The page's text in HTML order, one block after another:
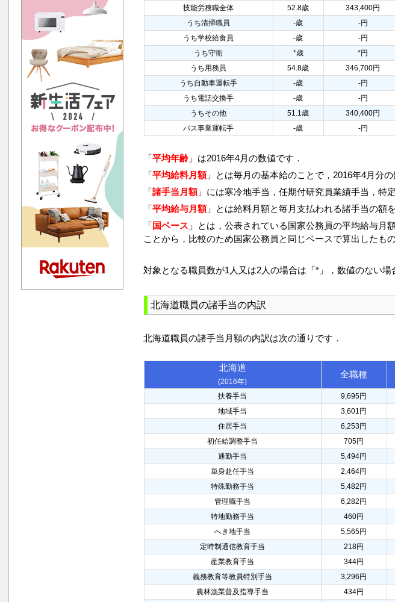
技能労務職全体 52.8歳 343,400円
うち清掃職員
-歳 -円
うち学校給食員
-歳 -円
うち守衛
*歳 *円
うち用務員
54.8歳 346,700円
うち自動車運転手
-歳 -円
うち電話交換手
-歳 -円
うちその他
51.1歳 340,400円
バス事業運転手
-歳 -円
「平均年齢」は2016年4月の数値です．
「平均給料月額」とは毎月の基本給のことで，2016年4月分
「諸手当月額」には寒冷地手当，任期付研究員業績手当，特
「平均給与月額」とは給料月額と毎月支払われる諸手当の額
「国ベース 」とは，公表されている国家公務員の平均給与月
ことから，比較のため国家公務員と同じベースで算出したも
対象となる職員数が1人又は2人の場合は「*」，数値のない場
北海道職員の諸手当の内訳
北海道職員の諸手当月額の内訳は次の通りです．
北海道
(2016年)
全職種
扶養手当 9,695円
地域手当
3,601円
住居手当
6,253円
初任給調整手当
705円
通勤手当
5,494円
単身赴任手当
2,464円
特殊勤務手当
5,482円
管理職手当
6,282円
特地勤務手当
460円
へき地手当
5,565円
定時制通信教育手当
218円
産業教育手当
344円
義務教育等教員特別手当
3,296円
農林漁業普及指導手当
434円